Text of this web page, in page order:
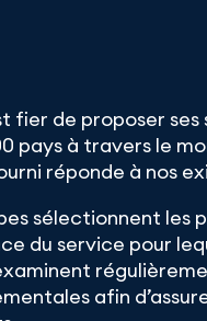
fier de proposer ses
pays à travers le
réponde à nos
sélectionnent les
du service pour
afin